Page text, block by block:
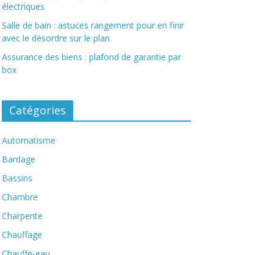
électriques
Salle de bain : astuces rangement pour en finir
avec le désordre sur le plan
Assurance des biens : plafond de garantie par
box
Catégories
Automatisme
Bardage
Bassins
Chambre
Charpente
Chauffage